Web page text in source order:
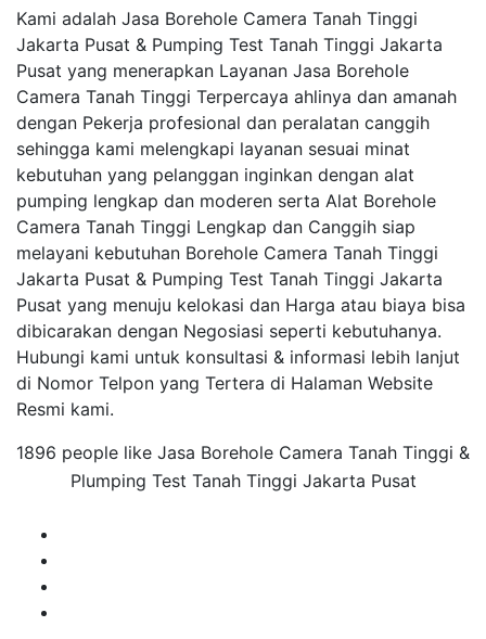
Kami adalah Jasa Borehole Camera Tanah Tinggi
Jakarta Pusat & Pumping Test Tanah Tinggi Jakarta
Pusat yang menerapkan Layanan Jasa Borehole
Camera Tanah Tinggi Terpercaya ahlinya dan amanah
dengan Pekerja profesional dan peralatan canggih
sehingga kami melengkapi layanan sesuai minat
kebutuhan yang pelanggan inginkan dengan alat
pumping lengkap dan moderen serta Alat Borehole
Camera Tanah Tinggi Lengkap dan Canggih siap
melayani kebutuhan Borehole Camera Tanah Tinggi
Jakarta Pusat & Pumping Test Tanah Tinggi Jakarta
Pusat yang menuju kelokasi dan Harga atau biaya bisa
dibicarakan dengan Negosiasi seperti kebutuhanya.
Hubungi kami untuk konsultasi & informasi lebih lanjut
di Nomor Telpon yang Tertera di Halaman Website
Resmi kami.
1896 people like Jasa Borehole Camera Tanah Tinggi &
Plumping Test Tanah Tinggi Jakarta Pusat